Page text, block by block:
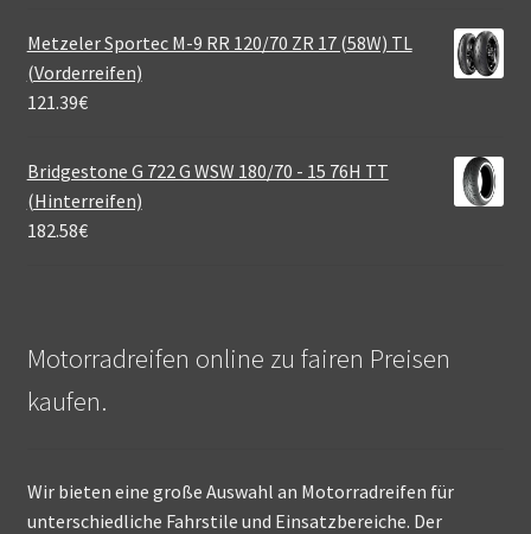
Metzeler Sportec M-9 RR 120/70 ZR 17 (58W) TL
(Vorderreifen)
121.39€
Bridgestone G 722 G WSW 180/70 - 15 76H TT
(Hinterreifen)
182.58€
Motorradreifen online zu fairen Preisen
kaufen.
Wir bieten eine große Auswahl an Motorradreifen für
unterschiedliche Fahrstile und Einsatzbereiche. Der